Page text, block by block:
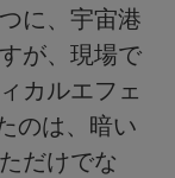
に、宇宙港
が、現場で
カルエフェ
のは、暗い
だけでな